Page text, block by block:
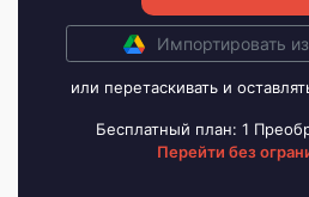
Импортировать
или перетаскивать и
Бесплатный план: 1
Перейти без